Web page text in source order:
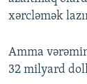
xərcləmək
Amma
32 milyard